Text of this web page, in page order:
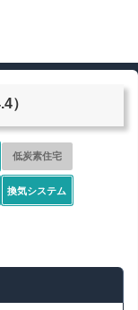
）
低炭素住宅
換気システム